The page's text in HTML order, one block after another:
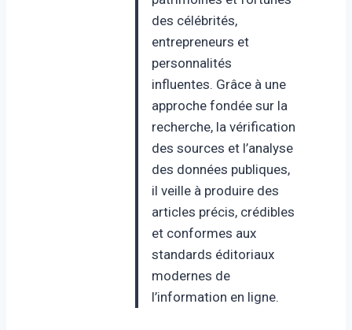
des célébrités,
entrepreneurs et
personnalités
influentes. Grâce à une
approche fondée sur la
recherche, la vérification
des sources et l’analyse
des données publiques,
il veille à produire des
articles précis, crédibles
et conformes aux
standards éditoriaux
modernes de
l’information en ligne.